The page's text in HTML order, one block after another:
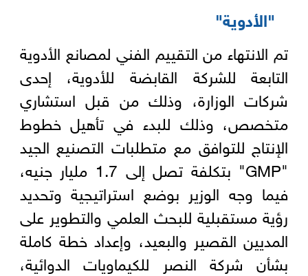
"الأدوية"
تم الانتهاء من التقييم الفني لمصانع الأدوية
التابعة للشركة القابضة للأدوية، إحدى
شركات الوزارة، وذلك من قبل استشاري
متخصص، وذلك للبدء في تأهيل خطوط
الإنتاج للتوافق مع متطلبات التصنيع الجيد
"GMP" بتكلفة تصل إلى 1.7 مليار جنيه،
فيما وجه الوزير بوضع استراتيجية وتحديد
رؤية مستقبلية للبحث العلمي والتطوير على
المديين القصير والبعيد، وإعداد خطة كاملة
بشأن شركة النصر للكيماويات الدوائية،